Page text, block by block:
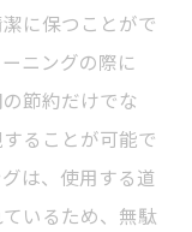
に保つことがで
ニングの際に
節約だけでな
ることが可能で
は、使用する道
いるため、無駄